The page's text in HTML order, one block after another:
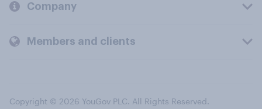
Company
Members and clients
Copyright © 2026 YouGov PLC. All Rights Reserved.